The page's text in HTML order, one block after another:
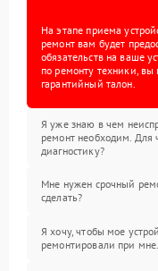
На этапе приема
ремонт вам будет
обязательств на ваше
по ремонту техники, вы
гарантийный талон.
Я уже знаю в чем
ремонт необходим. Для
диагностику?
Мне нужен срочный
сделать?
Я хочу, чтобы мое
ремонтировали при мне.